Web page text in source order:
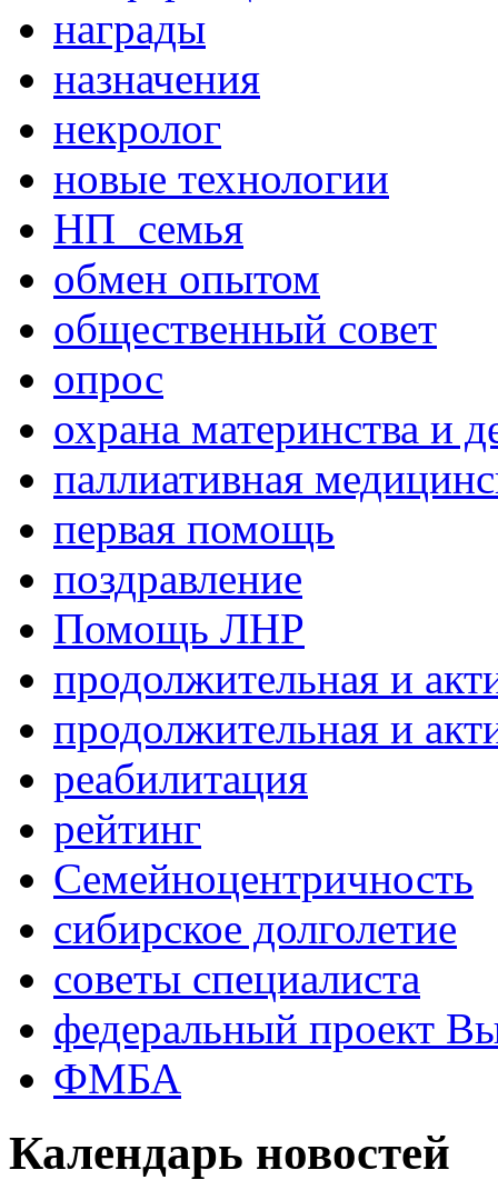
награды
назначения
некролог
новые технологии
НП_семья
обмен опытом
общественный совет
опрос
охрана материнства и
паллиативная
первая помощь
поздравление
Помощь ЛНР
продолжительная и
продолжительная и
реабилитация
рейтинг
Семейноцентричность
сибирское долголетие
советы специалиста
федеральный проект
ФМБА
Календарь новостей